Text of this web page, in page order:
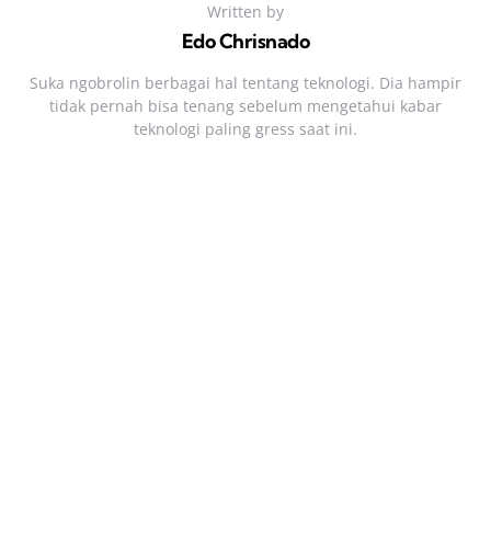
Written by
Edo Chrisnado
Suka ngobrolin berbagai hal tentang teknologi. Dia hampir
tidak pernah bisa tenang sebelum mengetahui kabar
teknologi paling gress saat ini.